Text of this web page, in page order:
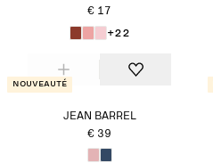
€ 17
+22
Nouveauté
JEAN BARREL
€ 39